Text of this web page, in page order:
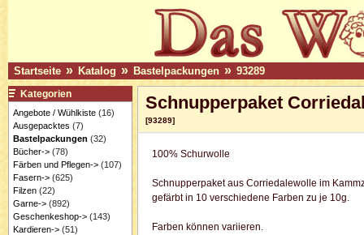
Startseite » Katalog » Bastelpackungen » 93289
Schnupperpaket
[93289]
100% Schurwolle
Schnupperpaket aus Corriedalewolle im
gefärbt in 10 verschiedene Farben zu je 10g.
Farben können variieren.
Kategorien
Angebote / Wühlkiste(16)
Ausgepacktes (7)
Bastelpackungen (32)
Bücher->(78)
Färben und Pflegen->(107)
Fasern->(625)
Filzen(22)
Garne->(892)
Geschenkeshop->(143)
Kardieren->(51)